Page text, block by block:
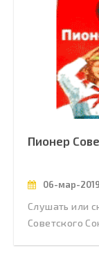
Пионер
06-мар-
Слушать или
Советского